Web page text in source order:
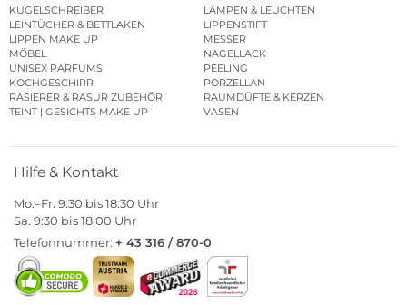
KUGELSCHREIBER
LAMPEN & LEUCHTEN
LEINTÜCHER & BETTLAKEN
LIPPENSTIFT
LIPPEN MAKE UP
MESSER
MÖBEL
NAGELLACK
UNISEX PARFUMS
PEELING
KOCHGESCHIRR
PORZELLAN
RASIERER & RASUR ZUBEHÖR
RAUMDÜFTE & KERZEN
TEINT | GESICHTS MAKE UP
VASEN
Hilfe & Kontakt
Mo.–Fr. 9:30 bis 18:30 Uhr
Sa. 9:30 bis 18:00 Uhr
Telefonnummer: + 43 316 / 870-0